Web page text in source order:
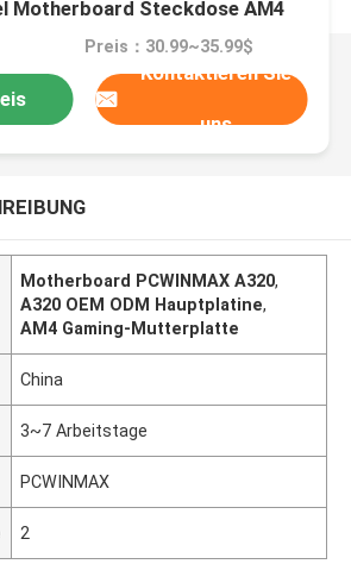
Motherboard Steckdose AM4
für DesktopPreis：30.99~35.99$
Kontaktieren Sie
uns
Motherboard PCWINMAX A320,
A320 OEM ODM Hauptplatine,
AM4 Gaming-Mutterplatte
China
3~7 Arbeitstage
PCWINMAX
2